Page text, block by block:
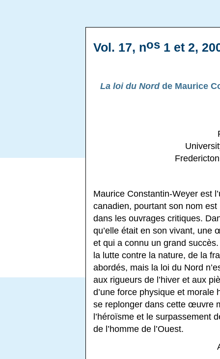
Vol. 17, nos 1 et 2,
La loi du Nordde Maurice
Maurice Constantin-Weyer est
canadien, pourtant son nom
dans les ouvrages critiques.
qu’elle était en son vivant, une
et qui a connu un grand
la lutte contre la nature, de la
abordés, mais la loi du Nord
aux rigueurs de l’hiver et aux
d’une force physique et morale
se replonger dans cette œuvre
l’héroïsme et le surpassement
de l’homme de l’Ouest.